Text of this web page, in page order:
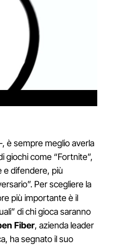
è sempre meglio averla
giochi come “Fortnite”,
e difendere, più
Per scegliere la
più importante è il
di chi gioca saranno
Fiber, azienda leader
ha segnato il suo